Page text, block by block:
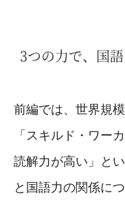
3つの力で、国
前編では、世界規
「スキルド・ワー
読解力が高い」と
と国語力の関係に